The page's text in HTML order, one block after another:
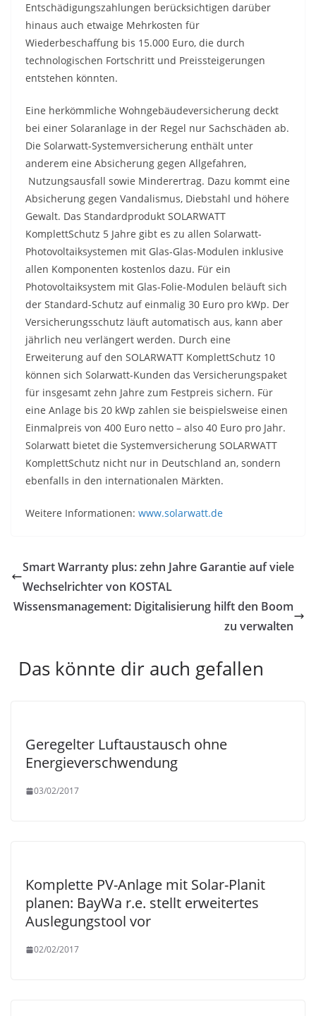
Entschädigungszahlungen berücksichtigen darüber
hinaus auch etwaige Mehrkosten für
Wiederbeschaffung bis 15.000 Euro, die durch
technologischen Fortschritt und Preissteigerungen
entstehen könnten.
Eine herkömmliche Wohngebäudeversicherung deckt
bei einer Solaranlage in der Regel nur Sachschäden ab.
Die Solarwatt-Systemversicherung enthält unter
anderem eine Absicherung gegen Allgefahren,
Nutzungsausfall sowie Minderertrag. Dazu kommt eine
Absicherung gegen Vandalismus, Diebstahl und höhere
Gewalt. Das Standardprodukt SOLARWATT
KomplettSchutz 5 Jahre gibt es zu allen Solarwatt-
Photovoltaiksystemen mit Glas-Glas-Modulen inklusive
allen Komponenten kostenlos dazu. Für ein
Photovoltaiksystem mit Glas-Folie-Modulen beläuft sich
der Standard-Schutz auf einmalig 30 Euro pro kWp. Der
Versicherungsschutz läuft automatisch aus, kann aber
jährlich neu verlängert werden. Durch eine
Erweiterung auf den SOLARWATT KomplettSchutz 10
können sich Solarwatt-Kunden das Versicherungspaket
für insgesamt zehn Jahre zum Festpreis sichern. Für
eine Anlage bis 20 kWp zahlen sie beispielsweise einen
Einmalpreis von 400 Euro netto – also 40 Euro pro Jahr.
Solarwatt bietet die Systemversicherung SOLARWATT
KomplettSchutz nicht nur in Deutschland an, sondern
ebenfalls in den internationalen Märkten.
Weitere Informationen: www.solarwatt.de
Smart Warranty plus: zehn Jahre Garantie auf viele
Wechselrichter von KOSTAL
Wissensmanagement: Digitalisierung hilft den Boom
zu verwalten
Das könnte dir auch gefallen
Geregelter Luftaustausch ohne
Energieverschwendung
03/02/2017
Komplette PV-Anlage mit Solar-Planit
planen: BayWa r.e. stellt erweitertes
Auslegungstool vor
02/02/2017